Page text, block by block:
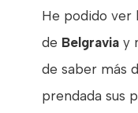
He podido ver
de Belgraviay
de saber más
prendada sus